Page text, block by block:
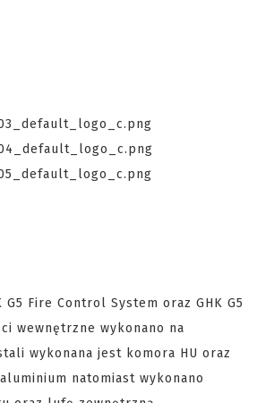
G5 Fire Control System oraz GHK G5
wewnętrzne wykonano na
wykonana jest komora HU oraz
natomiast wykonano